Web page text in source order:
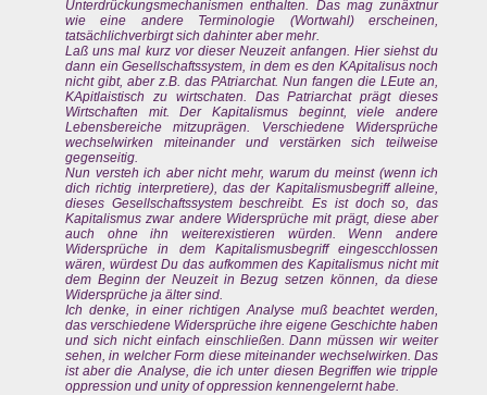
Unterdrückungsmechanismen enthalten. Das mag zunäxtnur
wie eine andere Terminologie (Wortwahl) erscheinen,
tatsächlichverbirgt sich dahinter aber mehr.
Laß uns mal kurz vor dieser Neuzeit anfangen. Hier siehst du
dann ein Gesellschaftssystem, in dem es den KApitalisus noch
nicht gibt, aber z.B. das PAtriarchat. Nun fangen die LEute an,
KApitlaistisch zu wirtschaten. Das Patriarchat prägt dieses
Wirtschaften mit. Der Kapitalismus beginnt, viele andere
Lebensbereiche mitzuprägen. Verschiedene Widersprüche
wechselwirken miteinander und verstärken sich teilweise
gegenseitig.
Nun versteh ich aber nicht mehr, warum du meinst (wenn ich
dich richtig interpretiere), das der Kapitalismusbegriff alleine,
dieses Gesellschaftssystem beschreibt. Es ist doch so, das
Kapitalismus zwar andere Widersprüche mit prägt, diese aber
auch ohne ihn weiterexistieren würden. Wenn andere
Widersprüche in dem Kapitalismusbegriff eingescchlossen
wären, würdest Du das aufkommen des Kapitalismus nicht mit
dem Beginn der Neuzeit in Bezug setzen können, da diese
Widersprüche ja älter sind.
Ich denke, in einer richtigen Analyse muß beachtet werden,
das verschiedene Widersprüche ihre eigene Geschichte haben
und sich nicht einfach einschließen. Dann müssen wir weiter
sehen, in welcher Form diese miteinander wechselwirken. Das
ist aber die Analyse, die ich unter diesen Begriffen wie tripple
oppression und unity of oppression kennengelernt habe.